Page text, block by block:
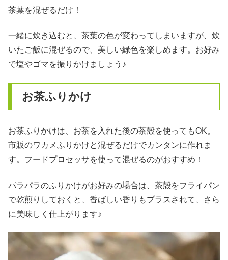
茶葉を混ぜるだけ！
一緒に炊き込むと、茶葉の色が変わってしまいますが、炊
いたご飯に混ぜるので、美しい緑色を楽しめます。お好み
で塩やゴマを振りかけましょう♪
お茶ふりかけ
お茶ふりかけは、お茶を入れた後の茶殻を使ってもOK。
市販のワカメふりかけと混ぜるだけでカンタンに作れま
す。フードプロセッサを使って混ぜるのがおすすめ！
パラパラのふりかけがお好みの場合は、茶殻をフライパン
で乾煎りしておくと、香ばしい香りもプラスされて、さら
に美味しく仕上がります♪